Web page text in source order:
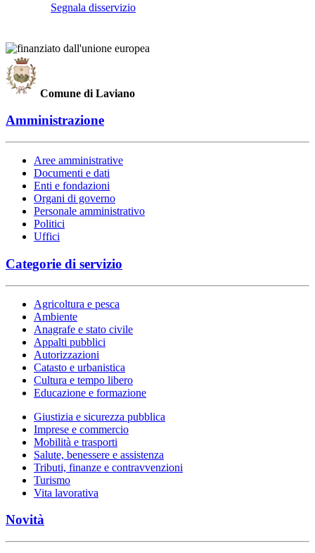
Segnala disservizio
Comune di Laviano
Amministrazione
Aree amministrative
Documenti e dati
Enti e fondazioni
Organi di governo
Personale amministrativo
Politici
Uffici
Categorie di servizio
Agricoltura e pesca
Ambiente
Anagrafe e stato civile
Appalti pubblici
Autorizzazioni
Catasto e urbanistica
Cultura e tempo libero
Educazione e formazione
Giustizia e sicurezza pubblica
Imprese e commercio
Mobilità e trasporti
Salute, benessere e assistenza
Tributi, finanze e contravvenzioni
Turismo
Vita lavorativa
Novità